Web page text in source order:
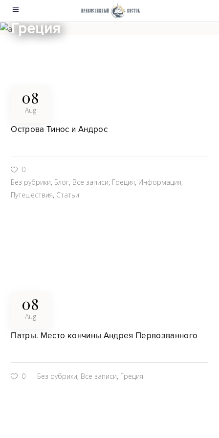
Греция
08
Aug
Острова Тинос и Андрос
0
Без рубрики, Блог, Все записи, Греция, Информация,
Путешествия, Статьи
08
Aug
Патры. Место кончины Андрея Первозванного
0 Без рубрики, Все записи, Греция